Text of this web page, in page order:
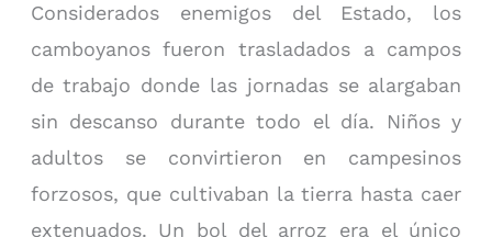
Considerados enemigos del Estado, los
camboyanos fueron trasladados a campos
de trabajo donde las jornadas se alargaban
sin descanso durante todo el día. Niños y
adultos se convirtieron en campesinos
forzosos, que cultivaban la tierra hasta caer
extenuados. Un bol del arroz era el único